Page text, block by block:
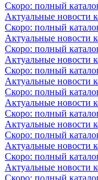
Скоро: полный
Актуальные новости
Скоро: полный
Актуальные новости
Скоро: полный
Актуальные новости
Скоро: полный
Актуальные новости
Скоро: полный
Актуальные новости
Скоро: полный
Актуальные новости
Скоро: полный
Актуальные новости
Скоро: полный
Актуальные новости
Скоро: полный